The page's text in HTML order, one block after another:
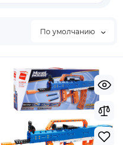
По умолчанию